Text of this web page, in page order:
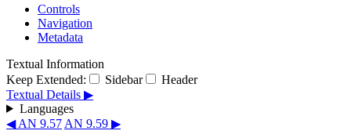
Controls
Navigation
Metadata
Textual Information
Keep Extended:
Sidebar
Header
Textual Details ▶
Languages
◀ AN 9.57 AN 9.59 ▶